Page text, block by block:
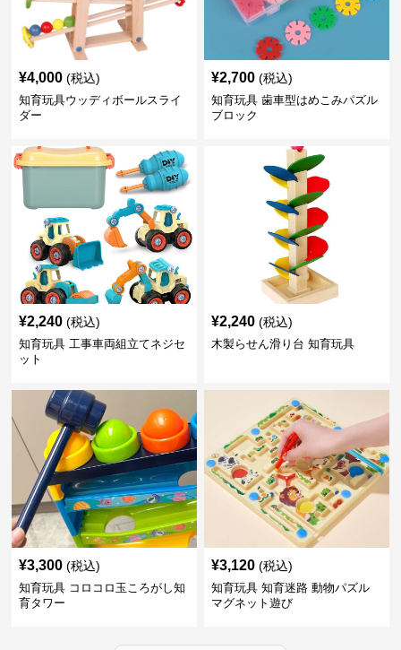
¥4,000 (税込)
知育玩具ウッディボールスライ
ダー
¥2,700 (税込)
知育玩具 歯車型はめこみパズル
ブロック
¥2,240 (税込)
知育玩具 工事車両組立てネジセ
ット
¥2,240 (税込)
木製らせん滑り台 知育玩具
¥3,300 (税込)
知育玩具 コロコロ玉ころがし知
育タワー
¥3,120 (税込)
知育玩具 知育迷路 動物パズル
マグネット遊び